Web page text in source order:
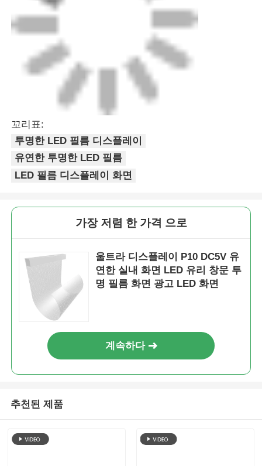
꼬리표:
투명한 LED 필름 디스플레이
유연한 투명한 LED 필름
LED 필름 디스플레이 화면
가장 저렴 한 가격 으로
울트라 디스플레이 P10 DC5V 유
연한 실내 화면 LED 유리 창문 투
명 필름 화면 광고 LED 화면
계속하다
추천된 제품